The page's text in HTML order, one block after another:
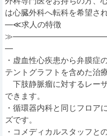
は心臓外科へ転科を希望さ
―≪求人の特徴
―
・虚血性心疾患から弁膜症
テントグラフトを含めた治
下肢静脈瘤に対するレー
できます。
・循環器内科と同じフロア
ズです。
・コメディカルスタッフと